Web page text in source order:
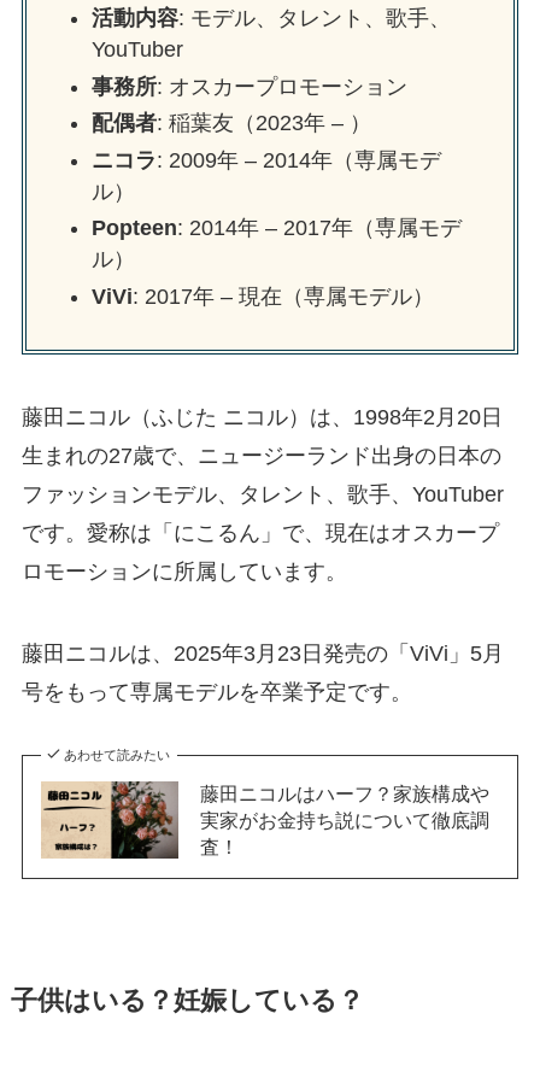
活動内容: モデル、タレント、歌手、
YouTuber
事務所: オスカープロモーション
配偶者: 稲葉友（2023年 – ）
ニコラ: 2009年 – 2014年（専属モデ
ル）
Popteen: 2014年 – 2017年（専属モデ
ル）
ViVi: 2017年 – 現在（専属モデル）
藤田ニコル（ふじた ニコル）は、1998年2月20日
生まれの27歳で、ニュージーランド出身の日本の
ファッションモデル、タレント、歌手、YouTuber
です。愛称は「にこるん」で、現在はオスカープ
ロモーションに所属しています。
藤田ニコルは、2025年3月23日発売の「ViVi」5月
号をもって専属モデルを卒業予定です。
あわせて読みたい
藤田ニコルはハーフ？家族構成や
実家がお金持ち説について徹底調
査！
子供はいる？妊娠している？